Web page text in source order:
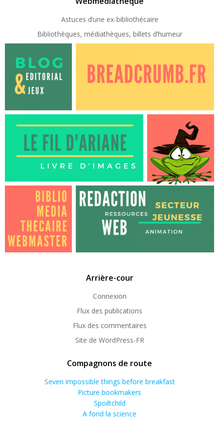
Astuces d’une ex-bibliothécaire
Bibliothèques, médiathèques, billets d’humeur
Arrière-cour
Connexion
Flux des publications
Flux des commentaires
Site de WordPress-FR
Compagnons de route
Seven impossible things before breakfast
Picture bookmakers
Spoiltchild
A fond la science